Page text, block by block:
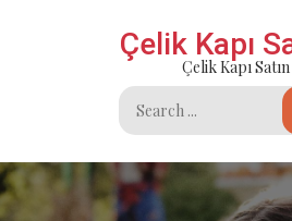
Çelik Kapı
Çelik Kapı
Search
for: